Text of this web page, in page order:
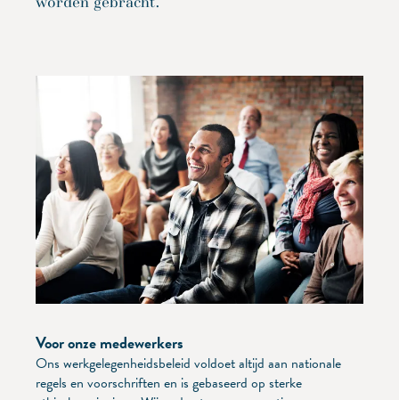
Voor onze medewerkers
Ons werkgelegenheidsbeleid voldoet altijd aan nationale
regels en voorschriften en is gebaseerd op sterke